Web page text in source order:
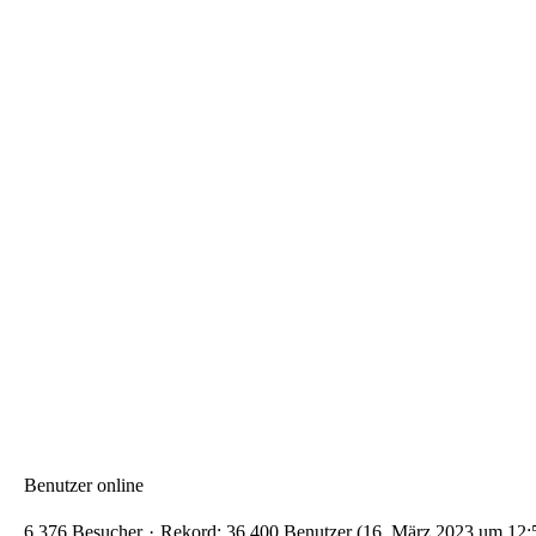
Benutzer online
6.376 Besucher Rekord: 36.400 Benutzer (16. März 2023 um